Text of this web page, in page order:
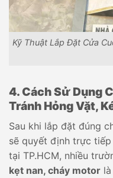
Kỹ Thuật Lắp Đặt Cửa
4. Cách Sử Dụng
Tránh Hỏng Vặt,
Sau khi lắp đặt đúng
sẽ quyết định trực
tại TP.HCM, nhiều
kẹt nan, cháy motor